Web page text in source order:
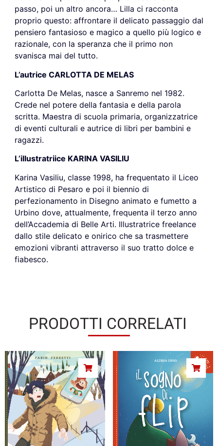
passo, poi un altro ancora… Lilla ci racconta
proprio questo: affrontare il delicato passaggio dal
pensiero fantasioso e magico a quello più logico e
razionale, con la speranza che il primo non
svanisca mai del tutto.
L’autrice CARLOTTA DE MELAS
Carlotta De Melas, nasce a Sanremo nel 1982.
Crede nel potere della fantasia e della parola
scritta. Maestra di scuola primaria, organizzatrice
di eventi culturali e autrice di libri per bambini e
ragazzi.
L’illustratriice KARINA VASILIU
Karina Vasiliu, classe 1998, ha frequentato il Liceo
Artistico di Pesaro e poi il biennio di
perfezionamento in Disegno animato e fumetto a
Urbino dove, attualmente, frequenta il terzo anno
dell’Accademia di Belle Arti. Illustratrice freelance
dallo stile delicato e onirico che sa trasmettere
emozioni vibranti attraverso il suo tratto dolce e
fiabesco.
PRODOTTI CORRELATI